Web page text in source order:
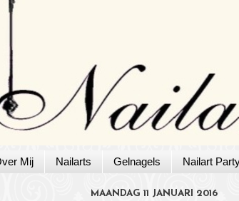
Mij Nailarts Gelnagels Nailart
MAANDAG 11 JANUARI 2016